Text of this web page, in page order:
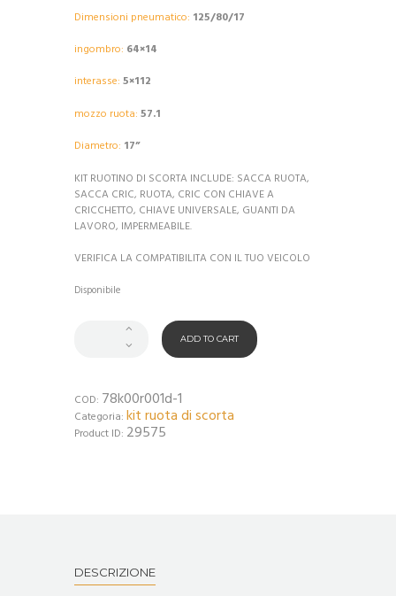
Dimensioni pneumatico: 125/80/17
ingombro: 64×14
interasse: 5×112
mozzo ruota: 57.1
Diametro: 17”
KIT RUOTINO DI SCORTA INCLUDE: SACCA RUOTA,
SACCA CRIC, RUOTA, CRIC CON CHIAVE A
CRICCHETTO, CHIAVE UNIVERSALE, GUANTI DA
LAVORO, IMPERMEABILE.
VERIFICA LA COMPATIBILITA CON IL TUO VEICOLO
Disponibile
ADD TO CART
COD: 78k00r001d-1
Categoria: kit ruota di scorta
Product ID: 29575
DESCRIZIONE